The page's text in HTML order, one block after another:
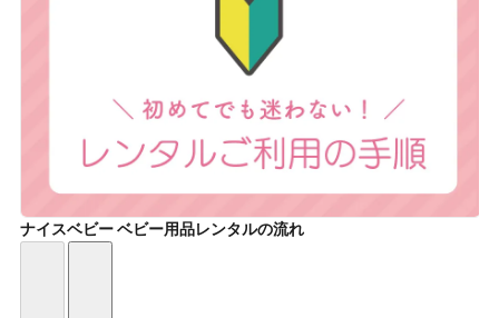
ナイスベビー ベビー用品レンタルの流れ